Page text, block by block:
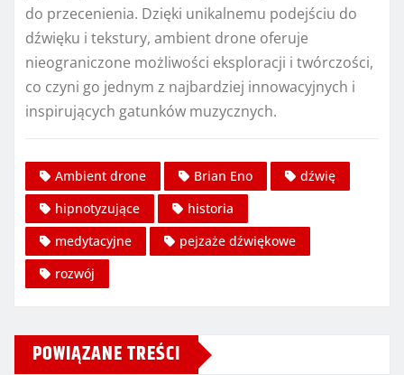
do przecenienia. Dzięki unikalnemu podejściu do
dźwięku i tekstury, ambient drone oferuje
nieograniczone możliwości eksploracji i twórczości,
co czyni go jednym z najbardziej innowacyjnych i
inspirujących gatunków muzycznych.
Ambient drone Brian Eno
dźwię
hipnotyzujące
historia
medytacyjne
pejzaże dźwiękowe
rozwój
POWIĄZANE TREŚCI